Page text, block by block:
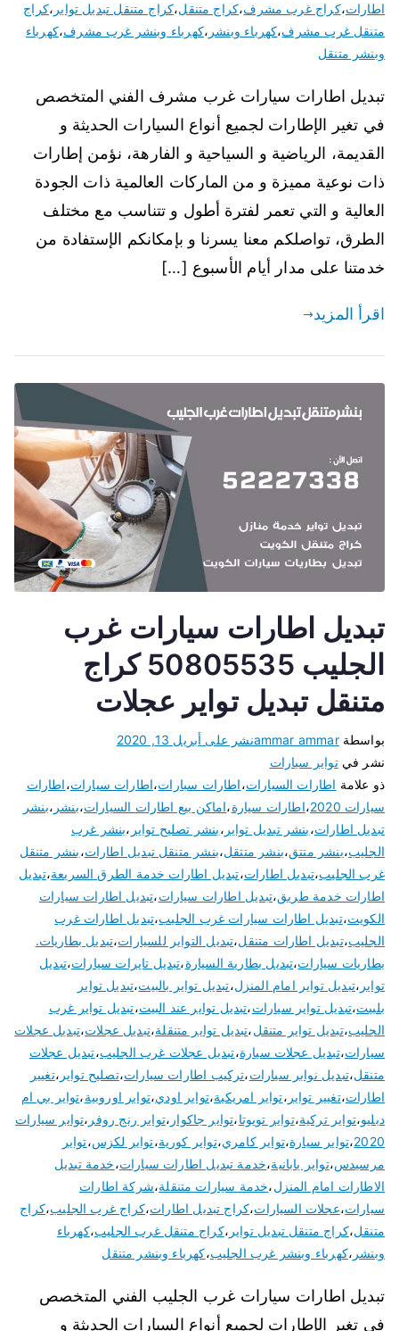
اطارات،كراج غرب مشرف،كراج متنقل،كراج متنقل تبديل تواير ،كراج
متنقل غرب مشرف،كهرباء وبنشر ،كهرباء وبنشر غرب مشرف،كهرباء
وبنشر متنقل
تبديل اطارات سيارات غرب مشرف الفني المتخصص
في تغير الإطارات لجميع أنواع السيارات الحديثة و
القديمة، الرياضية و السياحية و الفارهة، نؤمن إطارات
ذات نوعية مميزة و من الماركات العالمية ذات الجودة
العالية و التي تعمر لفترة أطول و تتناسب مع مختلف
الطرق، تواصلكم معنا يسرنا و بإمكانكم الإستفادة من
خدمتنا على مدار أيام الأسبوع […]
اقرأ المزيد
تبديل اطارات سيارات غرب
الجليب 50805535 كراج
متنقل تبديل تواير عجلات
بواسطةammar ammarنشر على أبريل 13, 2020
نشر فيتواير سيارات
ذو علامة اطارات السيارات،اطارات سبارات،اطارات سيارات،اطارات
سيارات 2020
،اطارات سيارة،اماكن بيع اطارات السيارات،بنشر ،بنشر
تبديل اطارات،بنشر تبديل تواير ،بنشر تصليح تواير ،بنشر غرب
الجليب،بنشر متتق،بنشر متتقل،بنشر متنقل تبديل اطارات،بنشر متنقل
غرب الجليب،تبديل اطارات،تبديل اطارات خدمة الطرق السريعة،تبديل
اطارات خدمة طريق،تبديل اطارات سيارات،تبديل اطارات سيارات
الكويت،تبديل اطارات سيارات غرب الجليب،تبديل اطارات غرب
الجليب،تبديل اطارات متنقل،تبديل التواير للسيارات،تبديل بطاريات.
بطاريات سيارات،تبديل بطارية السيارة،تبديل تايرات سيارات،تبديل
تواير ،تبديل تواير امام المنزل،تبديل تواير بالبيت،تبديل تواير
بلبيت،تبديل تواير سيارات،تبديل تواير عند البيت،تبديل تواير غرب
الجليب،تبديل تواير متنقل،تبديل تواير متنقلة،تبديل عجلات،تبديل عجلات
سيارات،تبديل عجلات سيارة،تبديل عجلات غرب الجليب،تبديل عجلات
متنقل،تبديل نوابر سيارات،تركيب اطارات سيارات،تصليح تواير ،تغيير
اطارات،تغيير تواير ،تواير امريكية،تواير اودي،تواير اوروبية،تواير بي ام
دبليو،تواير تركية،تواير تويوتا،تواير جاكوار ،تواير رنج روفر ،تواير سيارات
2020،تواير سيارة،تواير كامري،تواير كورية،تواير لكزس،تواير
مرسيدس،تواير يابانية،خدمة تبديل اطارات سيارات،خدمة تبديل
الاطارات امام المنزل،خدمة سيارات متنقلة،شركة اطارات
سيارات،عجلات السيارات،كراج تبديل اطارات،كراج غرب الجليب،كراج
متنقل،كراج متنقل تبديل تواير ،كراج متنقل غرب الجليب،كهرباء
وبنشر ،كهرباء وبنشر غرب الجليب،كهرباء وبنشر متنقل
تبديل اطارات سيارات غرب الجليب الفني المتخصص
في تغير الإطارات لجميع أنواع السيارات الحديثة و